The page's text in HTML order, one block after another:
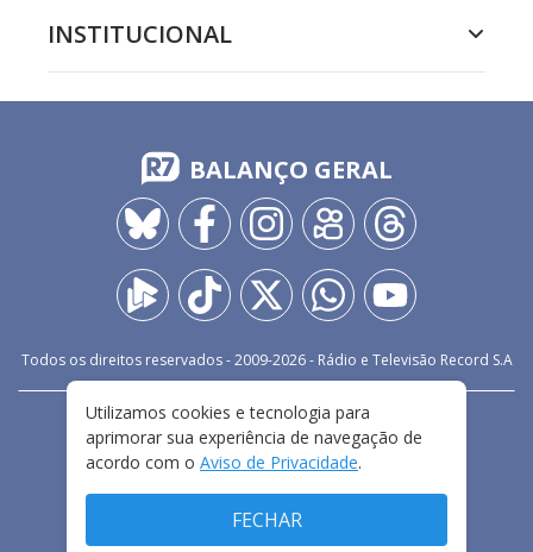
INSTITUCIONAL
BALANÇO GERAL
Todos os direitos reservados - 2009-2026- Rádio e Televisão Record S.A
FALE CONOSCO
PRIVACIDADE
TERMOS E CONDIÇÕES DE USO
Utilizamos cookies e tecnologia para
aprimorar sua experiência de navegação de
acordo com o Aviso de Privacidade.
FECHAR